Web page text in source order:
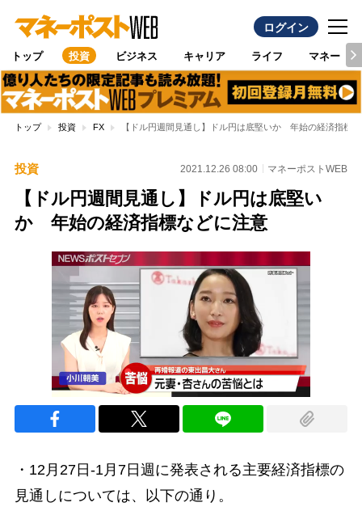
ログイン
トップ 投資 ビジネス キャリア ライフ マネー
トップ 投資 FX 【ドル円週間見通し】ドル円は底堅いか 年始の経済指標
投資 2021.12.26 08:00 マネーポストWEB
【ドル円週間見通し】ドル円は底堅い
か 年始の経済指標などに注意
・12月27日-1月7日週に発表される主要経済指標の
見通しについては、以下の通り。